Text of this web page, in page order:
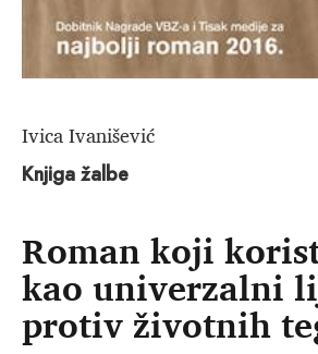
Ivica Ivanišević
Knjiga žalbe
Roman koji
kao univerzalni
protiv životnih